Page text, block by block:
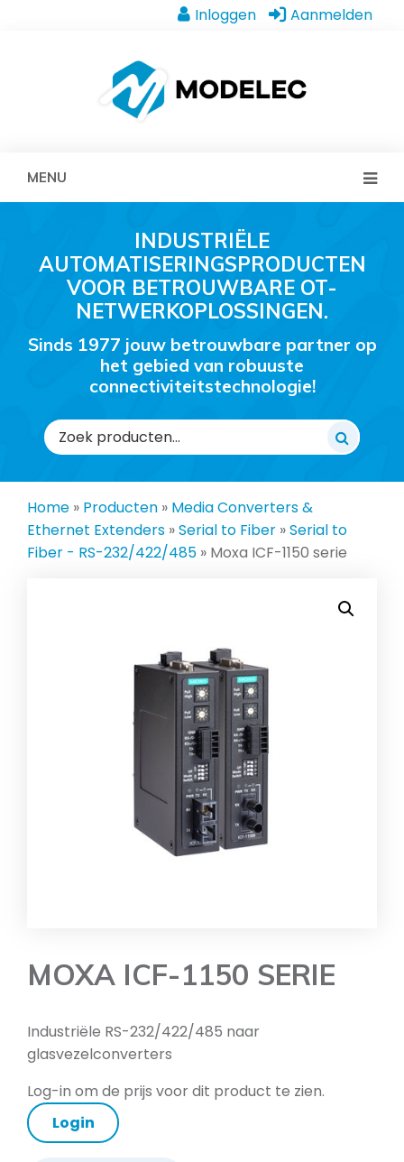
Inloggen Aanmelden
MENU
INDUSTRIËLE
AUTOMATISERINGSPRODUCTEN
VOOR BETROUWBARE OT-
NETWERKOPLOSSINGEN.
Sinds 1977 jouw betrouwbare partner op
het gebied van robuuste
connectiviteitstechnologie!
Zoeken
naar:
Home » Producten » Media Converters &
Ethernet Extenders »Serial to Fiber »Serial to
Fiber - RS-232/422/485 » Moxa ICF-1150 serie
MOXA ICF-1150 SERIE
Industriële RS-232/422/485 naar
glasvezelconverters
Log-in om de prijs voor dit product te zien.
Login